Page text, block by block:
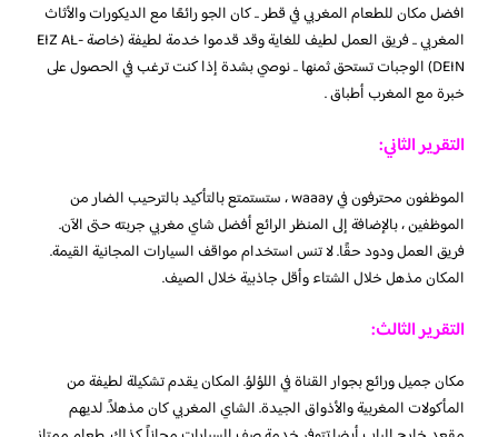
افضل مكان للطعام المغربي في قطر .. كان الجو رائعًا مع الديكورات والأثاث
المغربي .. فريق العمل لطيف للغاية وقد قدموا خدمة لطيفة (خاصة EIZ AL-
DEIN) الوجبات تستحق ثمنها .. نوصي بشدة إذا كنت ترغب في الحصول على
خبرة مع المغرب أطباق .
التقرير الثاني:
الموظفون محترفون في waaay ، ستستمتع بالتأكيد بالترحيب الضار من
الموظفين ، بالإضافة إلى المنظر الرائع أفضل شاي مغربي جربته حتى الآن.
فريق العمل ودود حقًا. لا تنس استخدام مواقف السيارات المجانية القيمة.
المكان مذهل خلال الشتاء وأقل جاذبية خلال الصيف.
التقرير الثالث:
مكان جميل ورائع بجوار القناة في اللؤلؤ. المكان يقدم تشكيلة لطيفة من
المأكولات المغربية والأذواق الجيدة. الشاي المغربي كان مذهلاً. لديهم